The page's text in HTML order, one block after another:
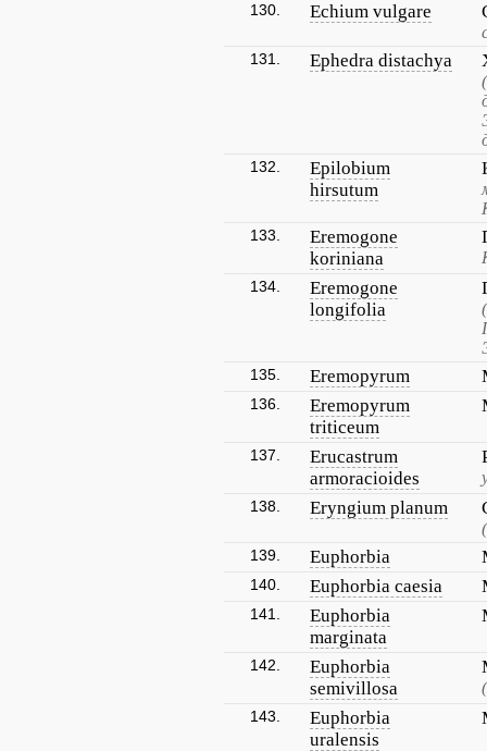
130. Echium vulgare
131. Ephedra distachya
132.
Epilobium
hirsutum
133.
Eremogone
koriniana
134.
Eremogone
longifolia
135. Eremopyrum
136.
Eremopyrum
triticeum
137.
Erucastrum
armoracioides
138. Eryngium planum
139. Euphorbia
140. Euphorbia caesia
141.
Euphorbia
marginata
142.
Euphorbia
semivillosa
143.
Euphorbia
uralensis